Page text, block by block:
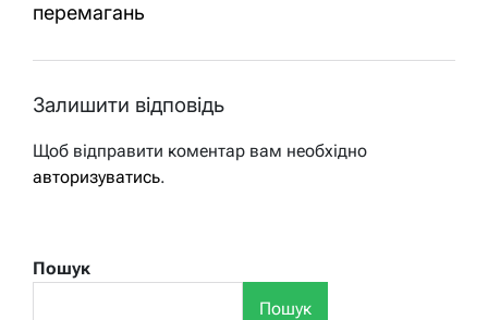
перемагань
Залишити відповідь
Щоб відправити коментар вам необхідно
авторизуватись.
Пошук
Пошук